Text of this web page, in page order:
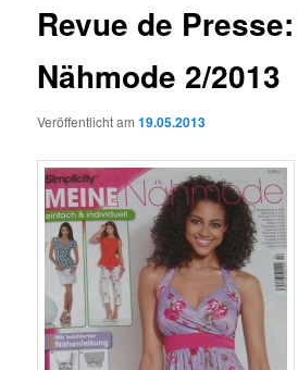
Revue de
Nähmode 2/2013
Veröffentlicht am19.05.2013